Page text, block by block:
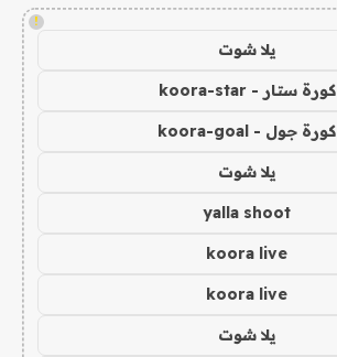
!
يلا شوت
كورة ستار - koora-star
كورة جول - koora-goal
يلا شوت
yalla shoot
koora live
koora live
يلا شوت